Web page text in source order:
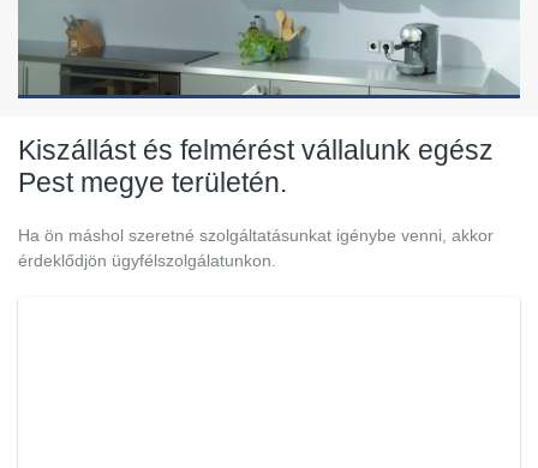
Kiszállást és felmérést vállalunk egész
Pest megye területén.
Ha ön máshol szeretné szolgáltatásunkat igénybe venni, akkor
érdeklődjön ügyfélszolgálatunkon.